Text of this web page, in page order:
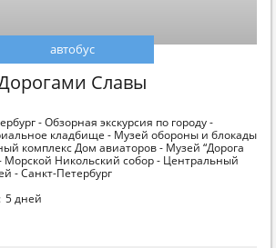
Славы
автобус
- Обзорная экскурсия по городу -
кладбище - Музей обороны и блокады
комплекс Дом авиаторов - Музей “Дорога
Морской Никольский собор - Центральный
- Санкт-Петербург
5 дней